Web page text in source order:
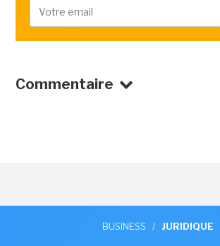
Commentaire
BUSINESS / JURIDIQUE